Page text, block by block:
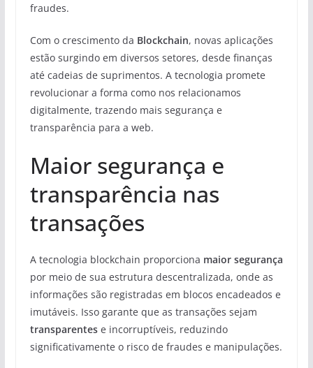
fraudes.
Com o crescimento da Blockchain, novas aplicações
estão surgindo em diversos setores, desde finanças
até cadeias de suprimentos. A tecnologia promete
revolucionar a forma como nos relacionamos
digitalmente, trazendo mais segurança e
transparência para a web.
Maior segurança e
transparência nas
transações
A tecnologia blockchain proporciona maior segurança
por meio de sua estrutura descentralizada, onde as
informações são registradas em blocos encadeados e
imutáveis. Isso garante que as transações sejam
transparentese incorruptíveis, reduzindo
significativamente o risco de fraudes e manipulações.